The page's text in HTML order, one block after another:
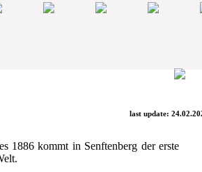
last update:
1886 kommt in Senftenberg der erste